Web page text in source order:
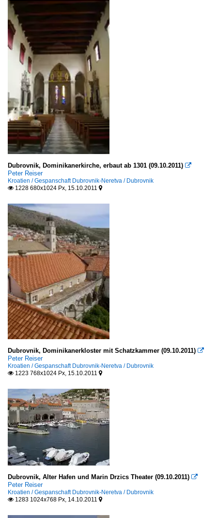
Dubrovnik, Dominikanerkirche, erbaut ab 1301 (09.10.2011) 
Peter Reiser
Kroatien / Gespanschaft Dubrovnik-Neretva / Dubrovnik
 1228 680x1024 Px, 15.10.2011 
Dubrovnik, Dominikanerkloster mit Schatzkammer (09.10.2011) 
Peter Reiser
Kroatien / Gespanschaft Dubrovnik-Neretva / Dubrovnik
 1223 768x1024 Px, 15.10.2011 
Dubrovnik, Alter Hafen und Marin Drzics Theater (09.10.2011) 
Peter Reiser
Kroatien / Gespanschaft Dubrovnik-Neretva / Dubrovnik
 1283 1024x768 Px, 14.10.2011 